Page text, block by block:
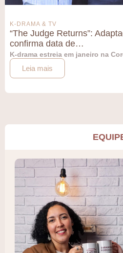
K-DRAMA & TV
“The Judge Returns”:
confirma data de…
K-drama estreia em janeiro na
Leia mais